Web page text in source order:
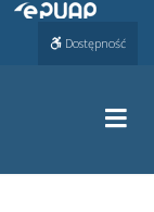
Przejdź do ePUAP
Dostępność